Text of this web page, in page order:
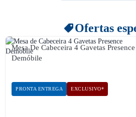
Ofertas
Mesa De Cabeceira 4 Gavetas Presence
Demóbile
PRONTA ENTREGA EXCLUSIVO*